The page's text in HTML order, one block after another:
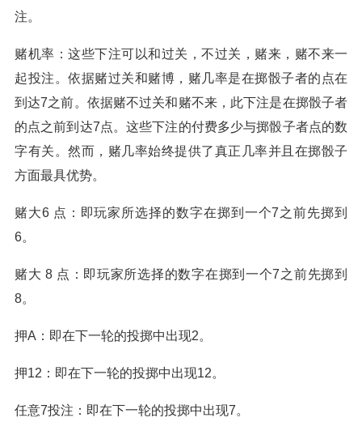
注。
赌机率：这些下注可以和过关，不过关，赌来，赌不来一
起投注。依据赌过关和赌博，赌几率是在掷骰子者的点在
到达7之前。依据赌不过关和赌不来，此下注是在掷骰子者
的点之前到达7点。这些下注的付费多少与掷骰子者点的数
字有关。然而，赌几率始终提供了真正几率并且在掷骰子
方面最具优势。
赌大6 点：即玩家所选择的数字在掷到一个7之前先掷到
6。
赌大 8 点：即玩家所选择的数字在掷到一个7之前先掷到
8。
押A：即在下一轮的投掷中出现2。
押12：即在下一轮的投掷中出现12。
任意7投注：即在下一轮的投掷中出现7。